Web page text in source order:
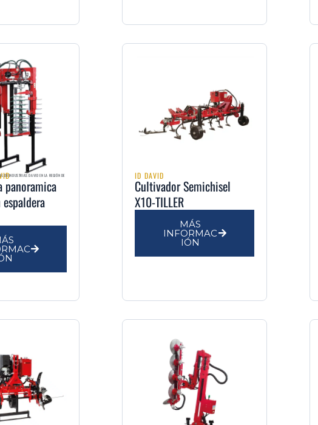
panoramica
ID DAVID
Cultivador Semichisel
X10-TILLER
MÁS
INFORMAC
IÓN